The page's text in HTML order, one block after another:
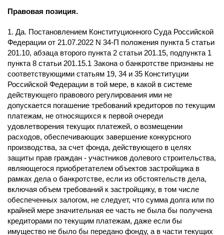
Правовая позиция.
1. Да. Постановлением Конституционного Суда Российской
Федерации от 21.07.2022 N 34-П положения пункта 5 статьи
201.10, абзаца второго пункта 2 статьи 201.15, подпункта 1
пункта 8 статьи 201.15.1 Закона о банкротстве признаны не
соответствующими статьям 19, 34 и 35 Конституции
Российской Федерации в той мере, в какой в системе
действующего правового регулирования ими не
допускается погашение требований кредиторов по текущим
платежам, не относящихся к первой очереди
удовлетворения текущих платежей, о возмещении
расходов, обеспечивающих завершение конкурсного
производства, за счет фонда, действующего в целях
защиты прав граждан - участников долевого строительства,
являющегося приобретателем объектов застройщика в
рамках дела о банкротстве, если из обстоятельств дела,
включая объем требований к застройщику, в том числе
обеспеченных залогом, не следует, что сумма долга или по
крайней мере значительная ее часть не была бы получена
кредиторами по текущим платежам, даже если бы
имущество не было бы передано фонду, а в части текущих